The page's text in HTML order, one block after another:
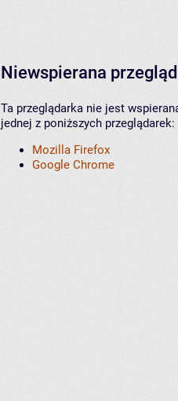
Niewspierana
Ta przeglądarka nie jest
jednej z poniższych przeglądarek:
Mozilla Firefox
Google Chrome